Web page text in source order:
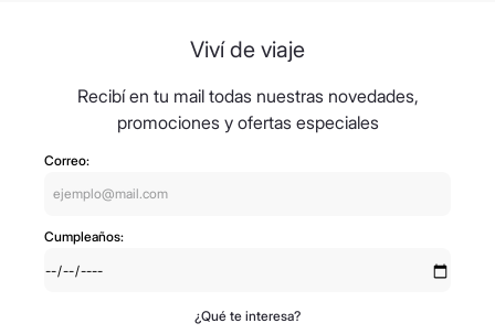
Viví de viaje
Recibí en tu mail todas nuestras novedades,
promociones y ofertas especiales
Correo:
Cumpleaños:
¿Qué te interesa?